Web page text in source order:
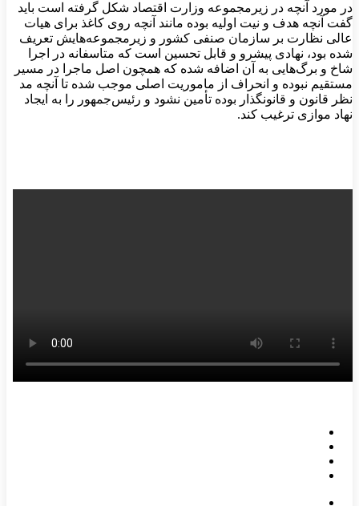
در مورد آنچه در زیرمجموعه وزارت اقتصاد شکل گرفته است باید
گفت آنچه هدف و نیت اولیه بوده مانند آنچه روی کاغذ برای هیات
عالی نظارت بر سازمان صنفی کشور و زیرمجموعه‌هایش تعریف
شده بود، نهادی پیشرو و قابل تحسین است که متاسفانه در اجرا
شاخ و برگ‌هایی به آن اضافه شده که همچون اصل ماجرا در مسیر
مستقیم نبوده و انحراف از ماموریت‌ اصلی موجب شده تا آنچه مد
نظر قانون و قانونگذار بوده تأمین نشود و رئیس‌جمهور را به ایجاد
نهاد موازی ترغیب کند.